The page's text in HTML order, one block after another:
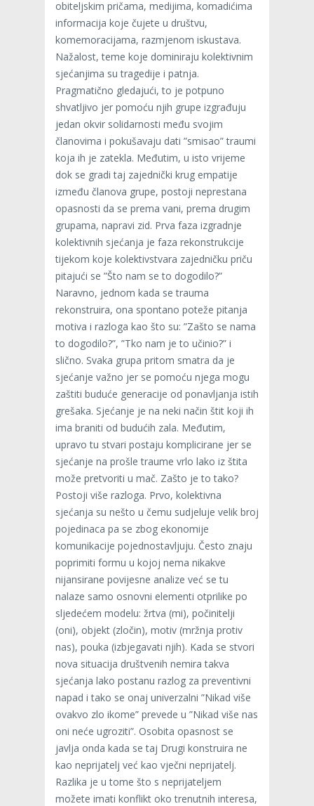
obiteljskim pričama, medijima, komadićima
informacija koje čujete u društvu,
komemoracijama, razmjenom iskustava.
Nažalost, teme koje dominiraju kolektivnim
sjećanjima su tragedije i patnja.
Pragmatično gledajući, to je potpuno
shvatljivo jer pomoću njih grupe izgrađuju
jedan okvir solidarnosti među svojim
članovima i pokušavaju dati ”smisao” traumi
koja ih je zatekla. Međutim, u isto vrijeme
dok se gradi taj zajednički krug empatije
između članova grupe, postoji neprestana
opasnosti da se prema vani, prema drugim
grupama, napravi zid. Prva faza izgradnje
kolektivnih sjećanja je faza rekonstrukcije
tijekom koje kolektivstvara zajedničku priču
pitajući se ”Što nam se to dogodilo?”
Naravno, jednom kada se trauma
rekonstruira, ona spontano poteže pitanja
motiva i razloga kao što su: ”Zašto se nama
to dogodilo?”, ”Tko nam je to učinio?” i
slično. Svaka grupa pritom smatra da je
sjećanje važno jer se pomoću njega mogu
zaštiti buduće generacije od ponavljanja istih
grešaka. Sjećanje je na neki način štit koji ih
ima braniti od budućih zala. Međutim,
upravo tu stvari postaju komplicirane jer se
sjećanje na prošle traume vrlo lako iz štita
može pretvoriti u mač. Zašto je to tako?
Postoji više razloga. Prvo, kolektivna
sjećanja su nešto u čemu sudjeluje velik broj
pojedinaca pa se zbog ekonomije
komunikacije pojednostavljuju. Često znaju
poprimiti formu u kojoj nema nikakve
nijansirane povijesne analize već se tu
nalaze samo osnovni elementi otprilike po
sljedećem modelu: žrtva (mi), počinitelji
(oni), objekt (zločin), motiv (mržnja protiv
nas), pouka (izbjegavati njih). Kada se stvori
nova situacija društvenih nemira takva
sjećanja lako postanu razlog za preventivni
napad i tako se onaj univerzalni ”Nikad više
ovakvo zlo ikome” prevede u ”Nikad više nas
oni neće ugroziti”. Osobita opasnost se
javlja onda kada se taj Drugi konstruira ne
kao neprijatelj već kao vječni neprijatelj.
Razlika je u tome što s neprijateljem
možete imati konflikt oko trenutnih interesa,